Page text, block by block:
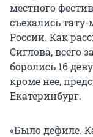
местного
съехались
России. Как
Сиглова, всего
боролись 16
кроме нее,
Екатеринбург.
«Было дефиле.